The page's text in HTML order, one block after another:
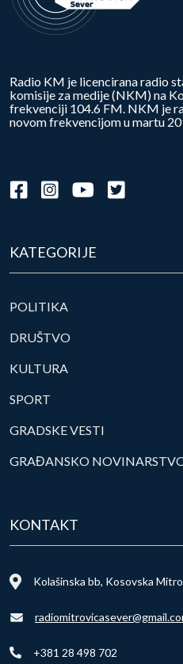
Radio KM je licencirana radio
komisije za medije (NKM) na
frekvenciji 104.6 FM. NKM je
novom frekvencijom u martu
KATEGORIJE
POLITIKA
DRUŠTVO
KULTURA
SPORT
GRADSKE VESTI
GRAĐANSKO
KONTAKT
Kolašinska bb, Kosovska
+381 28 498 702